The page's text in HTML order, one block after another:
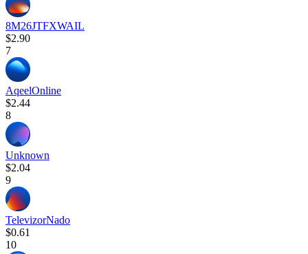
8M26JTFXWAIL
$2.90
7
AqeelOnline
$2.44
8
Unknown
$2.04
9
TelevizorNado
$0.61
10